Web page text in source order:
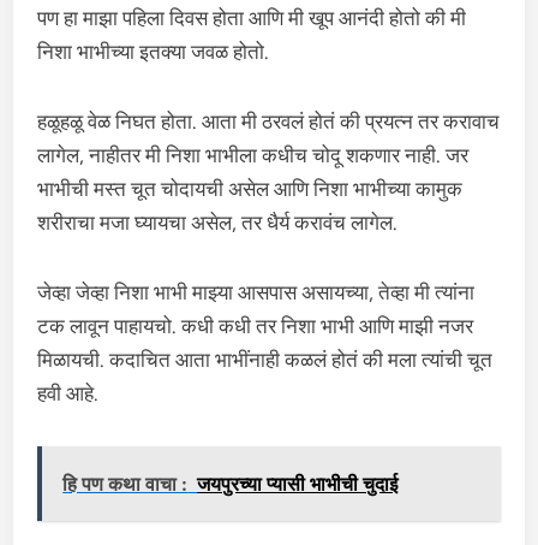
पण हा माझा पहिला दिवस होता आणि मी खूप आनंदी होतो की मी
निशा भाभीच्या इतक्या जवळ होतो.
हळूहळू वेळ निघत होता. आता मी ठरवलं होतं की प्रयत्न तर करावाच
लागेल, नाहीतर मी निशा भाभीला कधीच चोदू शकणार नाही. जर
भाभीची मस्त चूत चोदायची असेल आणि निशा भाभीच्या कामुक
शरीराचा मजा घ्यायचा असेल, तर धैर्य करावंच लागेल.
जेव्हा जेव्हा निशा भाभी माझ्या आसपास असायच्या, तेव्हा मी त्यांना
टक लावून पाहायचो. कधी कधी तर निशा भाभी आणि माझी नजर
मिळायची. कदाचित आता भाभींनाही कळलं होतं की मला त्यांची चूत
हवी आहे.
हि पण कथा वाचा : जयपुरच्या प्यासी भाभीची चुदाई